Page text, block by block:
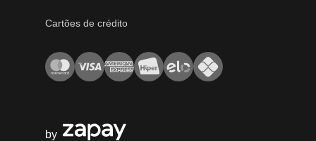
Cartões de crédito
by